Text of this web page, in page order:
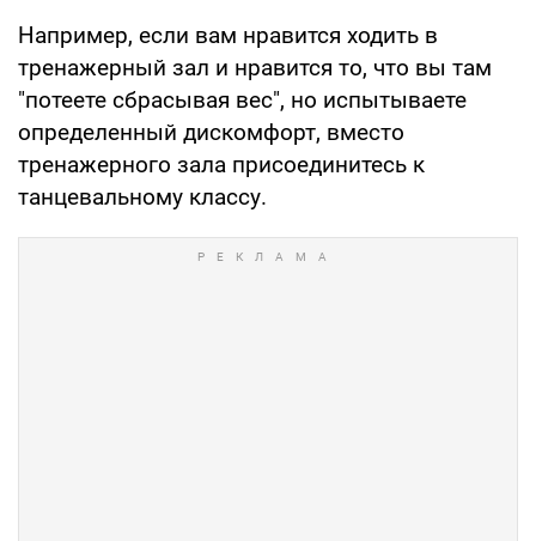
Например, если вам нравится ходить в
тренажерный зал и нравится то, что вы там
"потеете сбрасывая вес", но испытываете
определенный дискомфорт, вместо
тренажерного зала присоединитесь к
танцевальному классу.